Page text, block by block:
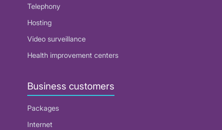
Telephony
Hosting
Video surveillance
Health improvement centers
Business customers
Packages
Internet